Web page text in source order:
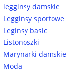
legginsy damskie
Legginsy sportowe
Leginsy basic
Listonoszki
Marynarki damskie
Moda